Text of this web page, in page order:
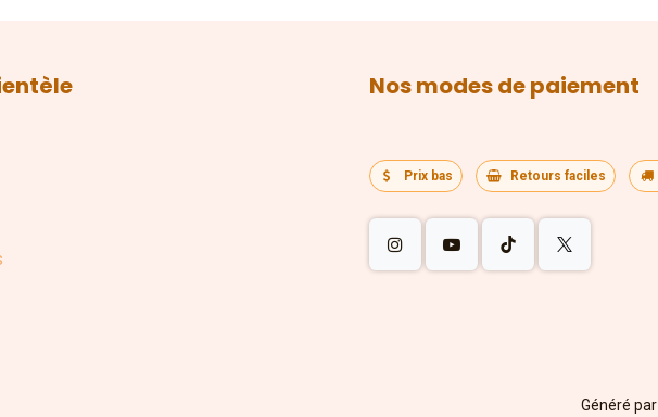
Nos modes de paiement
Prix bas Retours faciles
Généré par